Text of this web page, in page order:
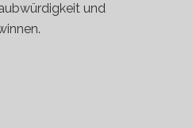
und